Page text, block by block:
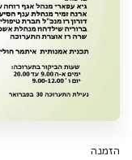
הזמנה